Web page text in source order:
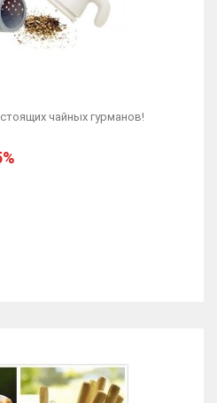
чайных гурманов!